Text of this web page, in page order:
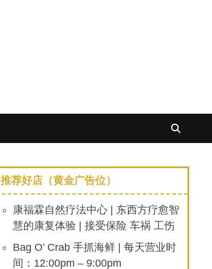
推荐好店（黄金广告位）
康福霖自然疗法中心 | 东西方疗愈智
慧的康复体验 | 接受保险 车祸 工伤
Bag O’ Crab 手抓海鲜 | 每天营业时
间：12:00pm – 9:00pm